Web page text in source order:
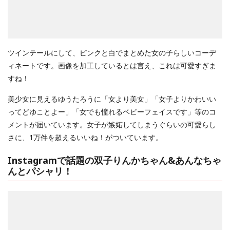
ツインテールにして、ピンクと白でまとめた女の子らしいコーデ
ィネートです。画像を加工しているとは言え、これは可愛すぎま
すね！
美少女に見えるゆうたろうに「女より美女」「女子よりかわいい
ってどゆことよー」「女でも憧れるベビーフェイスです」等のコ
メントが届いています。女子が嫉妬してしまうぐらいの可愛らし
さに、1万件を超えるいいね！がついています。
Instagramで話題の双子りんかちゃん&あんなちゃ
んとパシャリ！